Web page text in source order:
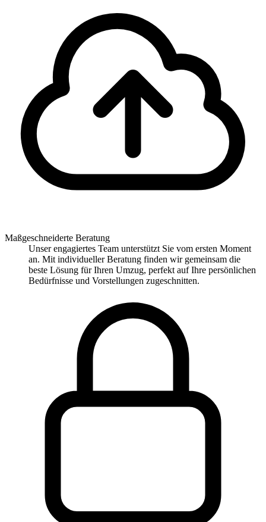
Maßgeschneiderte Beratung
Unser engagiertes Team unterstützt Sie vom ersten Moment
an. Mit individueller Beratung finden wir gemeinsam die
beste Lösung für Ihren Umzug, perfekt auf Ihre persönlichen
Bedürfnisse und Vorstellungen zugeschnitten.